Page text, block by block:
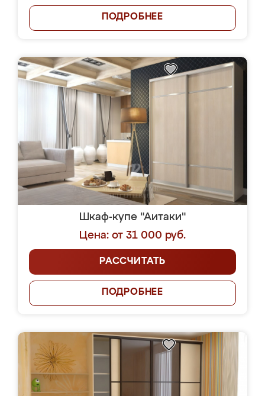
ПОДРОБНЕЕ
Шкаф-купе "Аитаки"
Цена: от 31 000 руб.
РАССЧИТАТЬ
ПОДРОБНЕЕ